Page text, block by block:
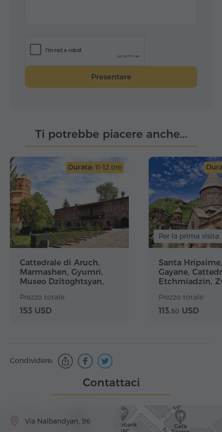
Presentare
Ti potrebbe piacere anche...
Durata: 11-12 ore
Cattedrale di Aruch,
Marmashen, Gyumri,
Museo Dzitoghtsyan,
Prezzo totale
153 USD
Per la prima visita
Santa
Gayane,
Etchmiadzin,
Prezzo totale
113.50 USD
Condividere:
Contattaci
Via Nalbandyan, 96